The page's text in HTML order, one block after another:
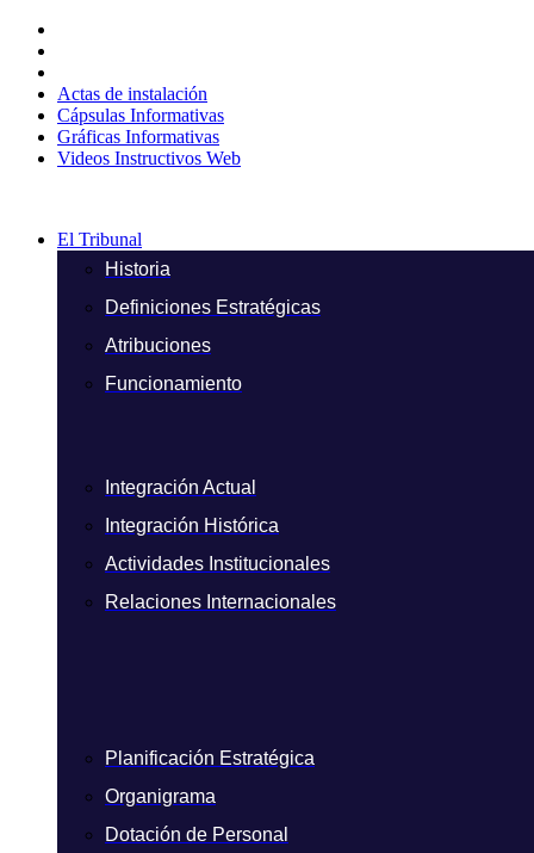
contenido
Actas de instalación
Cápsulas Informativas
Gráficas Informativas
Videos Instructivos Web
El Tribunal
Historia
Definiciones Estratégicas
Atribuciones
Funcionamiento
Integración Actual
Integración Histórica
Actividades Institucionales
Relaciones Internacionales
Planificación Estratégica
Organigrama
Dotación de Personal